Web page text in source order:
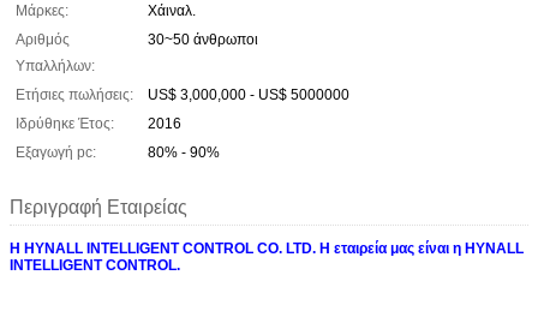
Μάρκες:
Χάιναλ.
Αριθμός
Υπαλλήλων:
30~50 άνθρωποι
Ετήσιες πωλήσεις:
US$ 3,000,000 - US$ 5000000
Ιδρύθηκε Έτος:
2016
Εξαγωγή pc:
80% - 90%
Περιγραφή Εταιρείας
Η HYNALL INTELLIGENT CONTROL CO. LTD. Η εταιρεία μας είναι η HYNALL
INTELLIGENT CONTROL.